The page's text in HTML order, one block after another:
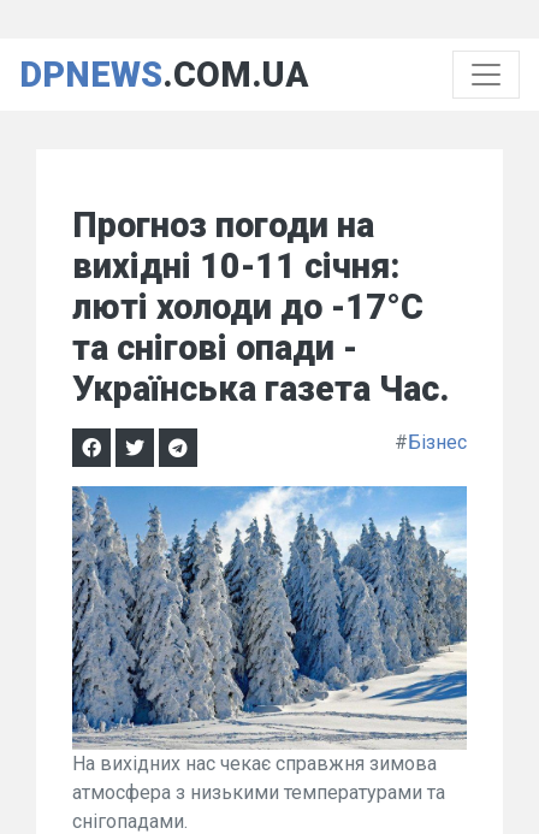
DPNEWS.COM.UA
Прогноз погоди на
вихідні 10-11 січня:
люті холоди до -17°C
та снігові опади -
Українська газета Час.
#Бізнес
На вихідних нас чекає справжня зимова
атмосфера з низькими температурами та
снігопадами.